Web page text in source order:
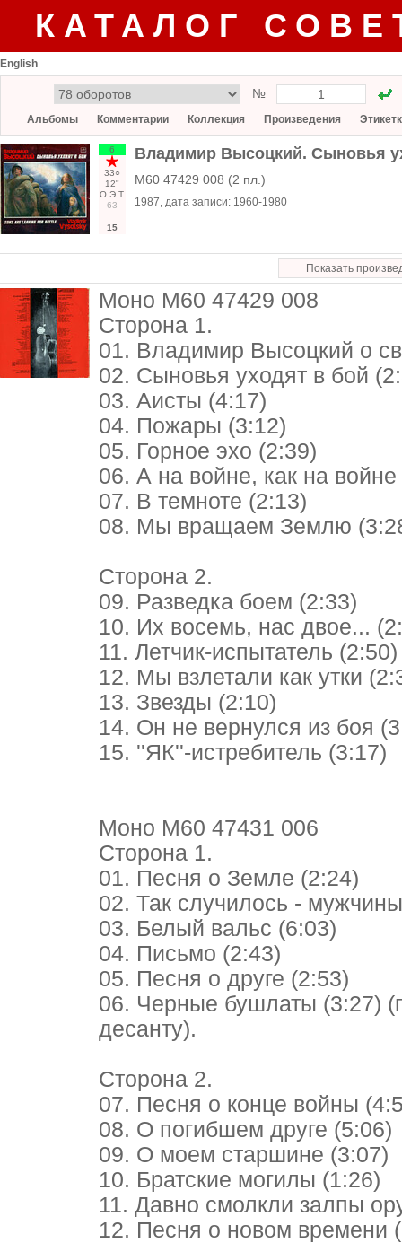
КАТАЛОГ
English
№
Альбомы Комментарии Коллекция Произведения
6
33○
12"
О Э Т
63
15
Владимир Высоцкий. Сыновья
М60 47429 008 (2 пл.)
1987, дата записи: 1960-1980
Показать
Моно М60 47429 008
Сторона 1.
01. Владимир Высоцкий о
02. Сыновья уходят в бой
03. Аисты (4:17)
04. Пожары (3:12)
05. Горное эхо (2:39)
06. А на войне, как на
07. В темноте (2:13)
08. Мы вращаем Землю
Сторона 2.
09. Разведка боем (2:33)
10. Их восемь, нас двое...
11. Летчик-испытатель (2:50)
12. Мы взлетали как утки
13. Звезды (2:10)
14. Он не вернулся из боя
15. ''ЯК''-истребитель (3:17)
Моно М60 47431 006
Сторона 1.
01. Песня о Земле (2:24)
02. Так случилось -
03. Белый вальс (6:03)
04. Письмо (2:43)
05. Песня о друге (2:53)
06. Черные бушлаты (3:27)
десанту).
Сторона 2.
07. Песня о конце войны
08. О погибшем друге (5:06)
09. О моем старшине (3:07)
10. Братские могилы (1:26)
11. Давно смолкли залпы
12. Песня о новом времени